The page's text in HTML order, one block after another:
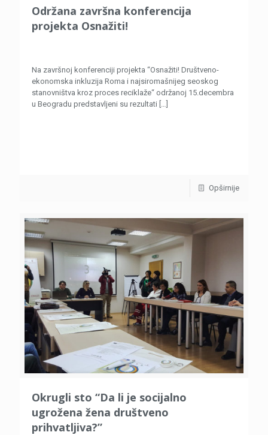
Održana završna konferencija
projekta Osnažiti!
Na završnoj konferenciji projekta “Osnažiti! Društveno-
ekonomska inkluzija Roma i najsiromašnijeg seoskog
stanovništva kroz proces reciklaže“ održanoj 15.decembra
u Beogradu predstavljeni su rezultati […]
Opširnije
Okrugli sto “Da li je socijalno
ugrožena žena društveno
prihvatljiva?”